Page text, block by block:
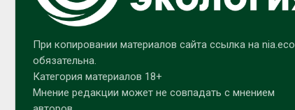
При копировании материалов сайта ссылка на nia.eco
обязательна.
Категория материалов 18+
Мнение редакции может не совпадать с мнением